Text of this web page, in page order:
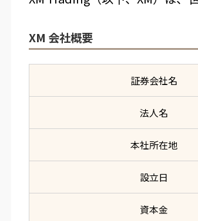
XM 会社概要
証券会社名
法人名
本社所在地
設立日
資本金